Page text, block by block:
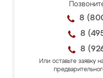
8
8
8
Или оставьте заявку